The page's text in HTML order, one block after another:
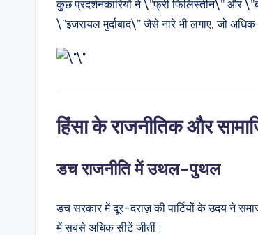
कुछ प्रदर्शनकारियों ने \”फ्री फिलिस्तीन\” और
\”इजरायल मुर्दाबाद\” जैसे नारे भी लगाए, जो
हिंसा के राजनीतिक और
डच राजनीति में उथल-पुथल
डच सरकार में दूर-दराज़ की पार्टियों के उदय ने
में सबसे अधिक सीटें जीतीं।